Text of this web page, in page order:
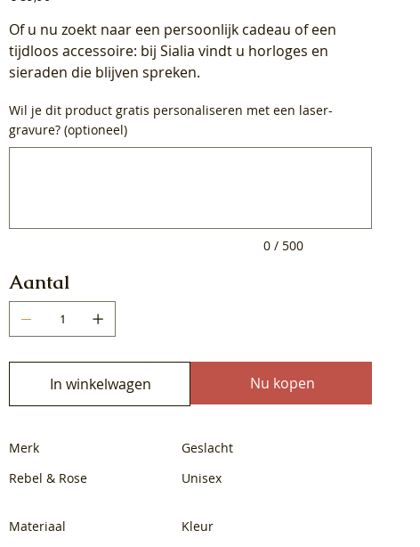
Of u nu zoekt naar een persoonlijk cadeau of een
tijdloos accessoire: bij Sialia vindt u horloges en
sieraden die blijven spreken.
Wil je dit product gratis personaliseren met een laser-
gravure? (optioneel)
0 / 500
Aantal
In winkelwagen Nu kopen
Merk
Rebel & Rose
Geslacht
Unisex
Materiaal
Kleur